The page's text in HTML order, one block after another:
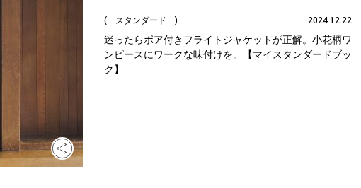
( スタンダード ) 2024.12.22
迷ったらボア付きフライトジャケットが正解。小花柄ワ
ンピースにワークな味付けを。【マイスタンダードブッ
ク】